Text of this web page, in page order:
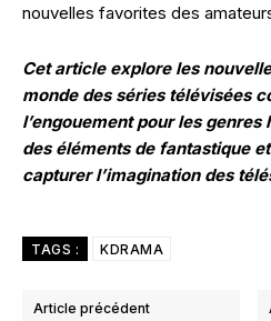
nouvelles favorites des
Cet article explore les
monde des séries télévisées
l’engouement pour les
des éléments de fantastique
capturer l’imagination des
TAGS : KDRAMA
Article précédent